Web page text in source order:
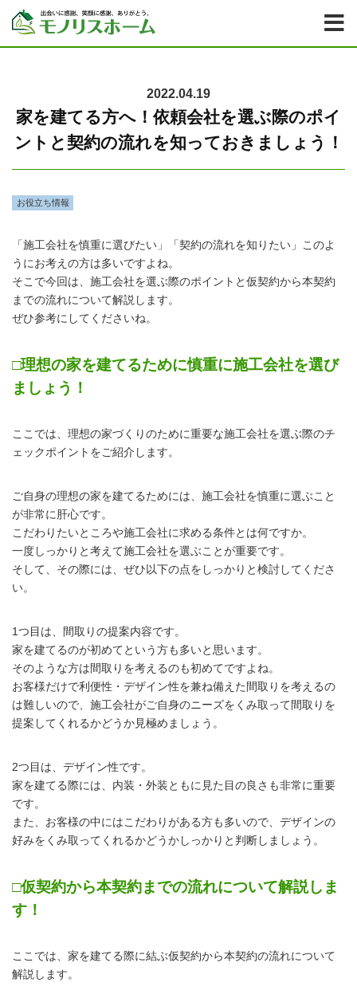
2022.04.19
家を建てる方へ！依頼会社を選ぶ際のポイ
ントと契約の流れを知っておきましょう！
お役立ち情報
「施工会社を慎重に選びたい」「契約の流れを知りたい」このよ
うにお考えの方は多いですよね。
そこで今回は、施工会社を選ぶ際のポイントと仮契約から本契約
までの流れについて解説します。
ぜひ参考にしてくださいね。
□理想の家を建てるために慎重に施工会社を選び
ましょう！
ここでは、理想の家づくりのために重要な施工会社を選ぶ際のチ
ェックポイントをご紹介します。
ご自身の理想の家を建てるためには、施工会社を慎重に選ぶこと
が非常に肝心です。
こだわりたいところや施工会社に求める条件とは何ですか。
一度しっかりと考えて施工会社を選ぶことが重要です。
そして、その際には、ぜひ以下の点をしっかりと検討してくださ
い。
1つ目は、間取りの提案内容です。
家を建てるのが初めてという方も多いと思います。
そのような方は間取りを考えるのも初めてですよね。
お客様だけで利便性・デザイン性を兼ね備えた間取りを考えるの
は難しいので、施工会社がご自身のニーズをくみ取って間取りを
提案してくれるかどうか見極めましょう。
2つ目は、デザイン性です。
家を建てる際には、内装・外装ともに見た目の良さも非常に重要
です。
また、お客様の中にはこだわりがある方も多いので、デザインの
好みをくみ取ってくれるかどうかしっかりと判断しましょう。
□仮契約から本契約までの流れについて解説しま
す！
ここでは、家を建てる際に結ぶ仮契約から本契約の流れについて
解説します。